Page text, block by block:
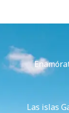
Las islas